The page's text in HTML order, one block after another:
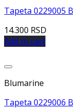
Tapeta 0229005
14.300 RSD
Add to cart
Blumarine
Tapeta 0229006